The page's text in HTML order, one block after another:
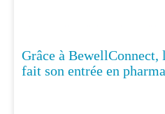
Grâce à
fait son entrée en